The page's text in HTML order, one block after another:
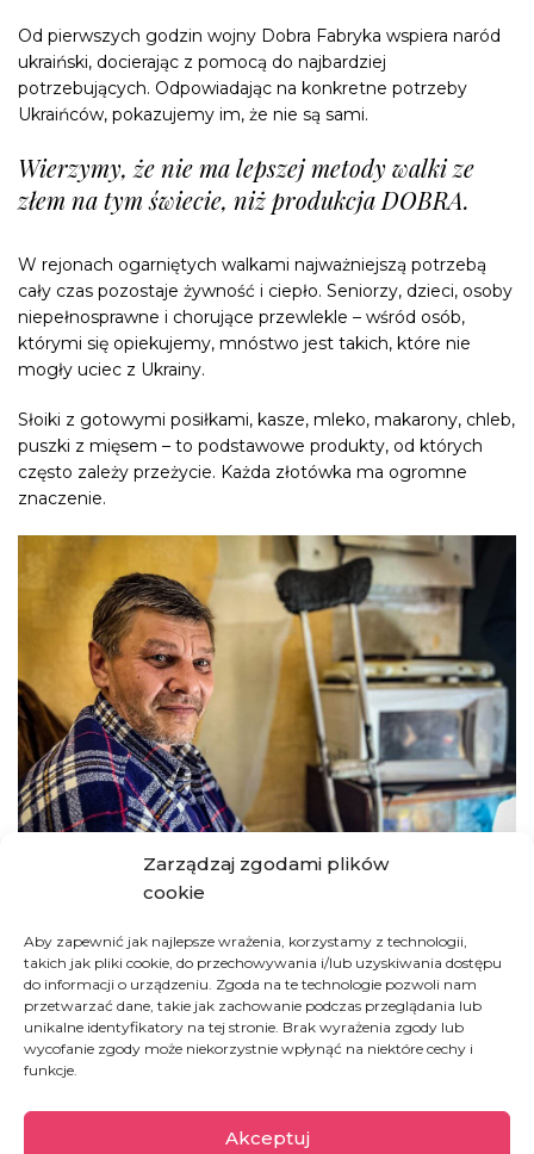
Zarządzaj zgodami plików
cookie
Aby zapewnić jak najlepsze wrażenia, korzystamy z technologii,
takich jak pliki cookie, do przechowywania i/lub uzyskiwania dostępu
do informacji o urządzeniu. Zgoda na te technologie pozwoli nam
przetwarzać dane, takie jak zachowanie podczas przeglądania lub
unikalne identyfikatory na tej stronie. Brak wyrażenia zgody lub
wycofanie zgody może niekorzystnie wpłynąć na niektóre cechy i
funkcje.
Akceptuj
Od pierwszych godzin wojny Dobra Fabryka wspiera naród
ukraiński, docierając z pomocą do najbardziej
potrzebujących. Odpowiadając na konkretne potrzeby
Ukraińców, pokazujemy im, że nie są sami.
Wierzymy, że nie ma lepszej metody walki ze
złem na tym świecie, niż produkcja DOBRA.
W rejonach ogarniętych walkami najważniejszą potrzebą
cały czas pozostaje żywność i ciepło. Seniorzy, dzieci, osoby
niepełnosprawne i chorujące przewlekle – wśród osób,
którymi się opiekujemy, mnóstwo jest takich, które nie
mogły uciec z Ukrainy.
Słoiki z gotowymi posiłkami, kasze, mleko, makarony, chleb,
puszki z mięsem – to podstawowe produkty, od których
często zależy przeżycie. Każda złotówka ma ogromne
znaczenie.
Dziś w roli listonoszy przynosimy światu wiadomość z
Ukrainy. W imieniu Ukraińców prosimy o prosty gest
solidarności –
zapaloną świecę i pokazanie jej wszystkim
z hashtagiem#makegoodnotwar. Wierzymy, że ten
symboliczny gest jedności jest w tym roku ważniejszy niż
kiedykolwiek.
Pokażmy, że rok po wybuchu wojny wciąż jesteśmy z